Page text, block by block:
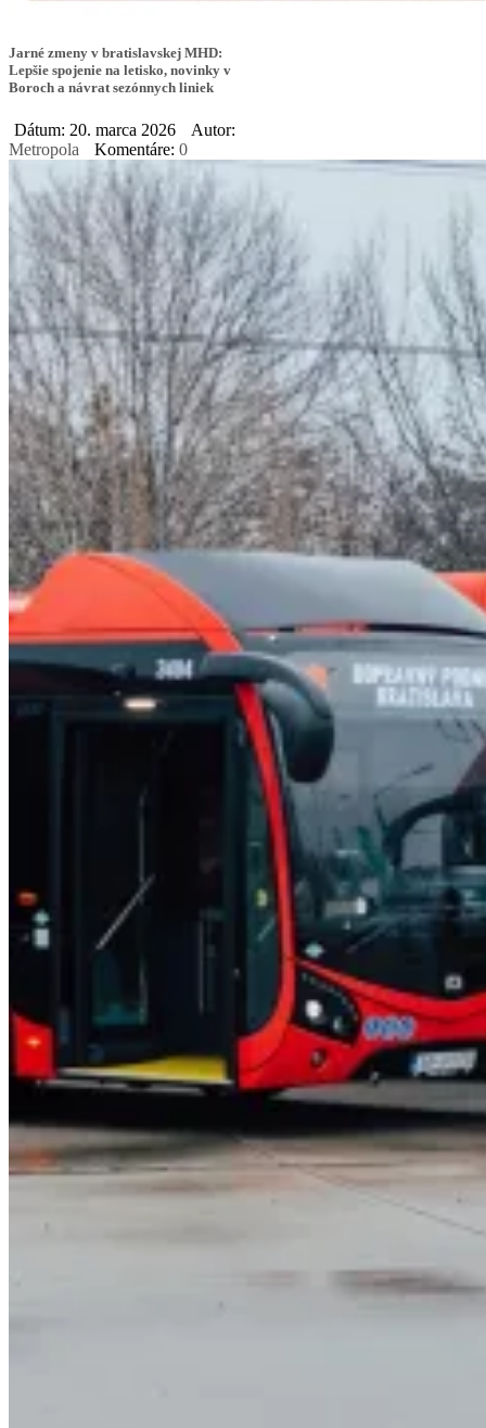
Jarné zmeny v bratislavskej MHD:
Lepšie spojenie na letisko, novinky v
Boroch a návrat sezónnych liniek
Dátum: 20. marca 2026
Autor:
Metropola
Komentáre: 0